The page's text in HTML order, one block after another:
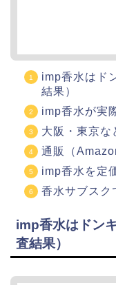
imp香水はド
結果）
imp香水が実
大阪・東京な
通販（
imp香水を定
香水サブスク
imp香水はドン
査結果）